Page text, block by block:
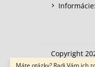
Máte otázky? Radi Vám ich
Copyright